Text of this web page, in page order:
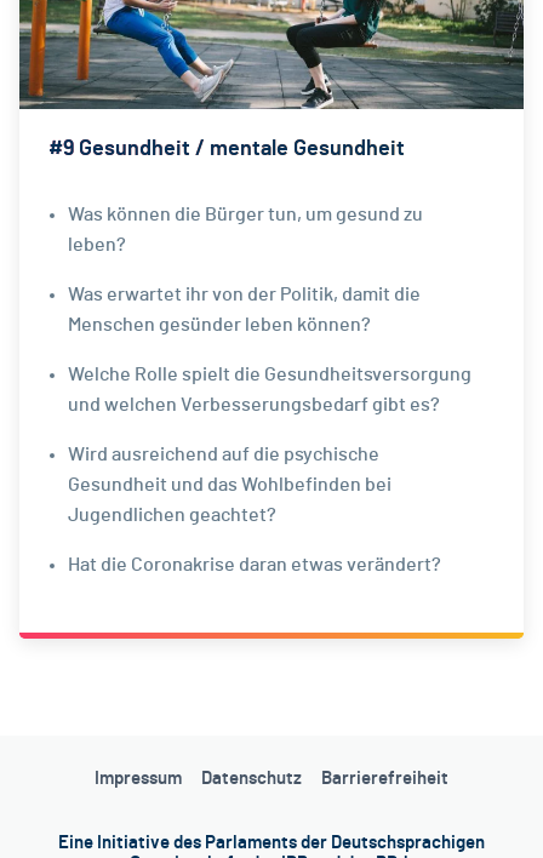
#9 Gesundheit / mentale Gesundheit
Was können die Bürger tun, um gesund zu
leben?
Was erwartet ihr von der Politik, damit die
Menschen gesünder leben können?
Welche Rolle spielt die Gesundheitsversorgung
und welchen Verbesserungsbedarf gibt es?
Wird ausreichend auf die psychische
Gesundheit und das Wohlbefinden bei
Jugendlichen geachtet?
Hat die Coronakrise daran etwas verändert?
Impressum Datenschutz Barrierefreiheit
Eine Initiative des Parlaments der Deutschsprachigen